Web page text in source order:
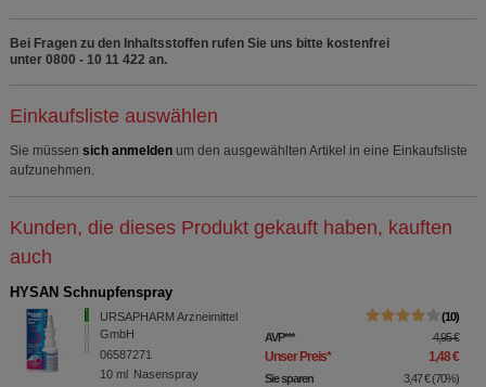
Bei Fragen zu den Inhaltsstoffen rufen Sie uns bitte kostenfrei
unter 0800 - 10 11 422 an.
Einkaufsliste auswählen
Sie müssen sich anmelden um den ausgewählten Artikel in eine Einkaufsliste
aufzunehmen.
Kunden, die dieses Produkt gekauft haben, kauften
auch
HYSAN Schnupfenspray
URSAPHARM Arzneimittel
GmbH
06587271
10 ml Nasenspray
10
AVP*** 4,95 €
Unser Preis* 1,48 €
Sie sparen 3,47 € (70%)